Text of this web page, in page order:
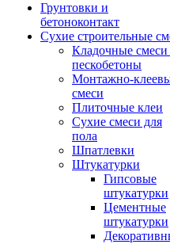
Грунтовки и
бетоноконтакт
Сухие строительные
Кладочные смеси
пескобетоны
Монтажно-
смеси
Плиточные клеи
Сухие смеси для
пола
Шпатлевки
Штукатурки
Гипсовые
штукатурки
Цементные
штукатурки